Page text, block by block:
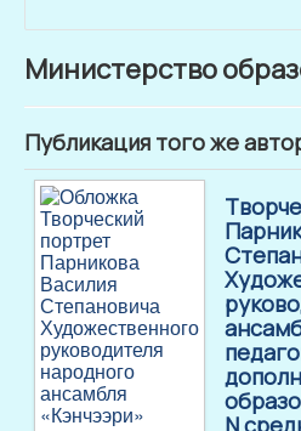
Министерство
Публикация того же